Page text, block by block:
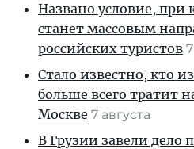
Названо условие, при
станет массовым
российских туристов
Стало известно, кто
больше всего тратит
Москве 7 августа
В Грузии завели дело